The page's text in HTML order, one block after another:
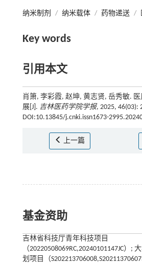
纳米制剂 / 纳米载体 / 药物递送 /
Key words
引用本文
肖箫, 李彩霞, 赵坤, 黄志贤, 岳秀敏.
展[J]. 吉林医药学院学报, 2025, 46(03):
DOI:10.13845/j.cnki.issn1673-
上一篇
基金资助
吉林省科技厅青年科技项目
（20220508069RC,20240101147JC）;
划项目（